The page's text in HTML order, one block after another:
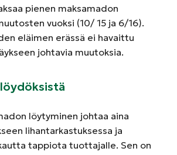
pienen maksamadon
vuoksi (10/ 15 ja 6/16).
eläimen erässä ei havaittu
johtavia muutoksia.
löytyminen johtaa aina
lihantarkastuksessa ja
tappiota tuottajalle. Sen on